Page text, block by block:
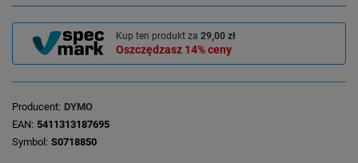
Kup ten produkt za 29,00 zł
Oszczędzasz 14%ceny
Producent DYMO
EAN 5411313187695
Symbol S0718850